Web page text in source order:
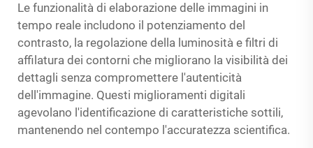
Le funzionalità di elaborazione delle immagini in
tempo reale includono il potenziamento del
contrasto, la regolazione della luminosità e filtri di
affilatura dei contorni che migliorano la visibilità dei
dettagli senza compromettere l'autenticità
dell'immagine. Questi miglioramenti digitali
agevolano l'identificazione di caratteristiche sottili,
mantenendo nel contempo l'accuratezza scientifica.